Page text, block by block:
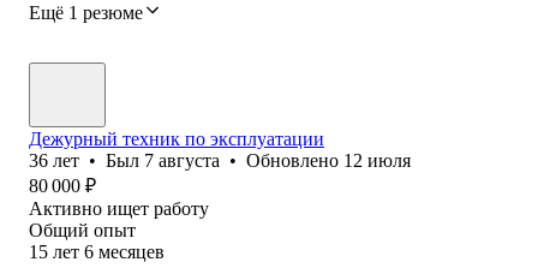
Ещё 1 резюме
Дежурный техник по эксплуатации
36 лет • Был 7 августа • Обновлено 12 июля
80 000 ₽
Активно ищет работу
Общий опыт
15 лет 6 месяцев